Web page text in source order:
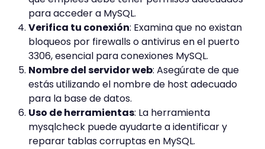
para acceder a MySQL.
Verifica tu conexión: Examina que no existan
bloqueos por firewalls o antivirus en el puerto
3306, esencial para conexiones MySQL.
Nombre del servidor web: Asegúrate de que
estás utilizando el nombre de host adecuado
para la base de datos.
Uso de herramientas: La herramienta
mysqlcheck puede ayudarte a identificar y
reparar tablas corruptas en MySQL.